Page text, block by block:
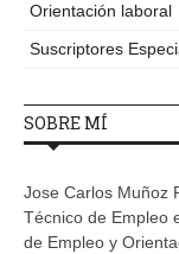
Orientación laboral
Suscriptores
SOBRE MÍ
Jose Carlos Muñoz
Técnico de Empleo
de Empleo y